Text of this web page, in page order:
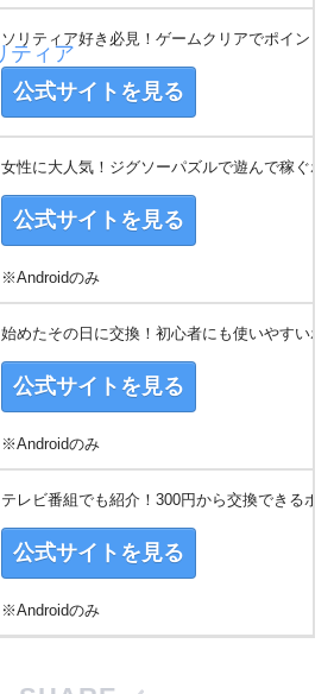
ソリティア好き必見！ゲームクリアでポイント
公式サイトを見る
女性に大人気！ジグソーパズルで遊んで稼ぐポ
公式サイトを見る
※Androidのみ
始めたその日に交換！初心者にも使いやすいポ
公式サイトを見る
※Androidのみ
テレビ番組でも紹介！300円から交換できるポ
公式サイトを見る
※Androidのみ